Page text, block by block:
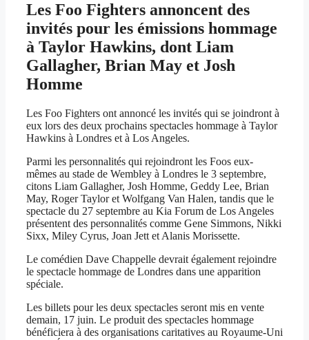
Les Foo Fighters annoncent des
invités pour les émissions hommage
à Taylor Hawkins, dont Liam
Gallagher, Brian May et Josh
Homme
Les Foo Fighters ont annoncé les invités qui se joindront à
eux lors des deux prochains spectacles hommage à Taylor
Hawkins à Londres et à Los Angeles.
Parmi les personnalités qui rejoindront les Foos eux-
mêmes au stade de Wembley à Londres le 3 septembre,
citons Liam Gallagher, Josh Homme, Geddy Lee, Brian
May, Roger Taylor et Wolfgang Van Halen, tandis que le
spectacle du 27 septembre au Kia Forum de Los Angeles
présentent des personnalités comme Gene Simmons, Nikki
Sixx, Miley Cyrus, Joan Jett et Alanis Morissette.
Le comédien Dave Chappelle devrait également rejoindre
le spectacle hommage de Londres dans une apparition
spéciale.
Les billets pour les deux spectacles seront mis en vente
demain, 17 juin. Le produit des spectacles hommage
bénéficiera à des organisations caritatives au Royaume-Uni